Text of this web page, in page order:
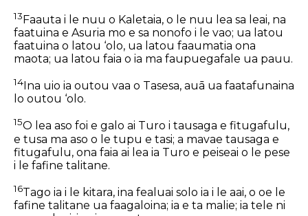
13Faauta i le nuu o Kaletaia, o le nuu lea sa leai, na
faatuina e Asuria mo e sa nonofo i le vao; ua latou
faatuina o latou ‘olo, ua latou faaumatia ona
maota; ua latou faia o ia ma faupuegafale ua pauu.
14 Ina uio ia outou vaa o Tasesa, auā ua faatafunaina
lo outou ‘olo.
15O lea aso foi e galo ai Turo i tausaga e fitugafulu,
e tusa ma aso o le tupu e tasi; a mavae tausaga e
fitugafulu, ona faia ai lea ia Turo e peiseai o le pese
i le fafine talitane.
16Tago ia i le kitara, ina fealuai solo ia i le aai, o oe le
fafine talitane ua faagaloina; ia e ta malie; ia tele ni